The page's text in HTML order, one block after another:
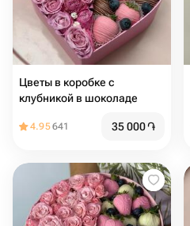
Цветы в коробке с
клубникой в шоколаде
4.95641 35 000֏